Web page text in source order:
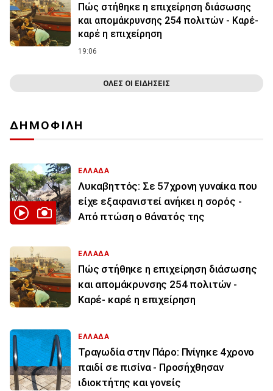
Πώς στήθηκε η επιχείρηση διάσωσης
και απομάκρυνσης 254 πολιτών - Καρέ-
καρέ η επιχείρηση
19:06
ΟΛΕΣ ΟΙ ΕΙΔΗΣΕΙΣ
ΔΗΜΟΦΙΛΗ
ΕΛΛΑΔΑ
Λυκαβηττός: Σε 57χρονη γυναίκα που
είχε εξαφανιστεί ανήκει η σορός -
Από πτώση ο θάνατός της
ΕΛΛΑΔΑ
Πώς στήθηκε η επιχείρηση διάσωσης
και απομάκρυνσης 254 πολιτών -
Καρέ- καρέ η επιχείρηση
ΕΛΛΑΔΑ
Τραγωδία στην Πάρο: Πνίγηκε 4χρονο
παιδί σε πισίνα - Προσήχθησαν
ιδιοκτήτης και γονείς